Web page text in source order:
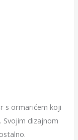
s ormarićem koji
Svojim dizajnom